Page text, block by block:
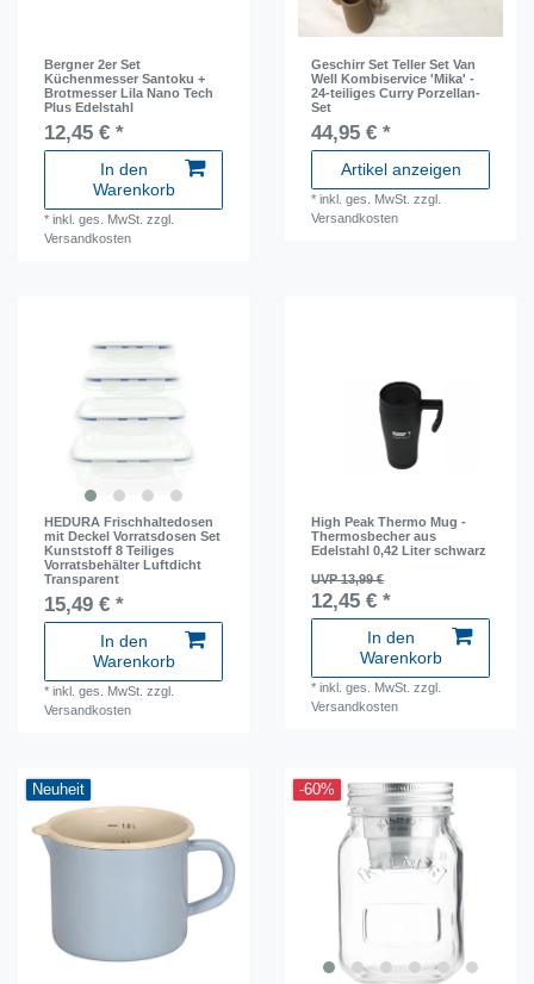
Bergner 2er Set
Küchenmesser Santoku +
Brotmesser Lila Nano Tech
Plus Edelstahl
12,45 € *
In den
Warenkorb
*inkl. ges. MwSt. zzgl.
Versandkosten
Geschirr Set Teller Set Van
Well Kombiservice 'Mika' -
24-teiliges Curry Porzellan-
Set
44,95 € *
Artikel anzeigen
*inkl. ges. MwSt. zzgl.
Versandkosten
HEDURA Frischhaltedosen
mit Deckel Vorratsdosen Set
Kunststoff 8 Teiliges
Vorratsbehälter Luftdicht
Transparent
15,49 € *
In den
Warenkorb
*inkl. ges. MwSt. zzgl.
Versandkosten
High Peak Thermo Mug -
Thermosbecher aus
Edelstahl 0,42 Liter schwarz
UVP 13,99 €
12,45 € *
In den
Warenkorb
*inkl. ges. MwSt. zzgl.
Versandkosten
Neuheit -60%